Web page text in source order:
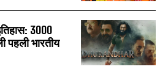
3000
पहली भारतीय